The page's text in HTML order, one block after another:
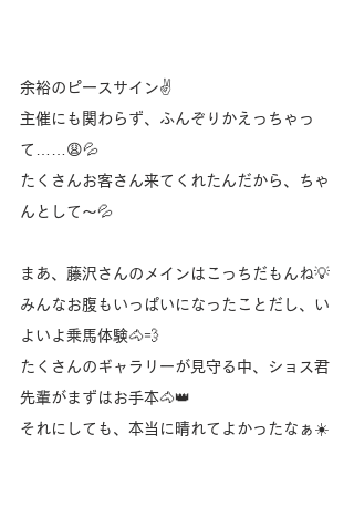
余裕のピースサイン✌️
主催にも関わらず、ふんぞりかえっちゃっ
て……😩💦
たくさんお客さん来てくれたんだから、ちゃ
んとして〜💦
まあ、藤沢さんのメインはこっちだもんね💡
みんなお腹もいっぱいになったことだし、い
よいよ乗馬体験🐴💨
たくさんのギャラリーが見守る中、ショス君
先輩がまずはお手本🐴👑
それにしても、本当に晴れてよかったなぁ☀️